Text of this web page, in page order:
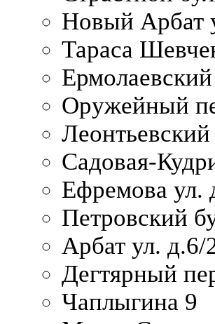
Новый Арбат
Тараса
Оружейный
Садовая-
Ефремова ул.
Петровский
Арбат ул. д.6/
Дегтярный
Чаплыгина 9